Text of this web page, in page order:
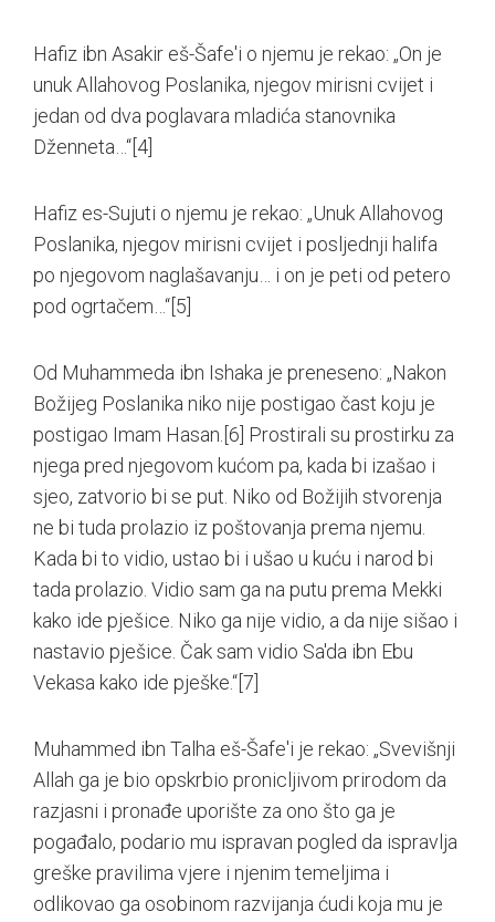
Hafiz ibn Asakir eš-Šafe'i o njemu je rekao: „On je
unuk Allahovog Poslanika, njegov mirisni cvijet i
jedan od dva poglavara mladića stanovnika
Dženneta…“ [4]
Hafiz es-Sujuti o njemu je rekao: „Unuk Allahovog
Poslanika, njegov mirisni cvijet i posljednji halifa
po njegovom naglašavanju… i on je peti od petero
pod ogrtačem…“ [5]
Od Muhammeda ibn Ishaka je preneseno: „Nakon
Božijeg Poslanika niko nije postigao čast koju je
postigao Imam Hasan. [6] Prostirali su prostirku za
njega pred njegovom kućom pa, kada bi izašao i
sjeo, zatvorio bi se put. Niko od Božijih stvorenja
ne bi tuda prolazio iz poštovanja prema njemu.
Kada bi to vidio, ustao bi i ušao u kuću i narod bi
tada prolazio. Vidio sam ga na putu prema Mekki
kako ide pješice. Niko ga nije vidio, a da nije sišao i
nastavio pješice. Čak sam vidio Sa'da ibn Ebu
Vekasa kako ide pješke.“ [7]
Muhammed ibn Talha eš-Šafe'i je rekao: „Svevišnji
Allah ga je bio opskrbio pronicljivom prirodom da
razjasni i pronađe uporište za ono što ga je
pogađalo, podario mu ispravan pogled da ispravlja
greške pravilima vjere i njenim temeljima i
odlikovao ga osobinom razvijanja ćudi koja mu je